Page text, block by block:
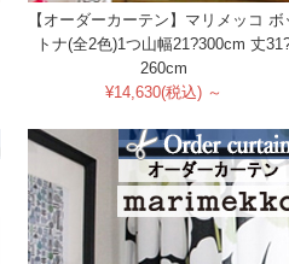
【オーダーカーテン】マリメッコ ボ
トナ(全2色)1つ山幅21?300cm 丈
260cm
¥14,630(税込) ～